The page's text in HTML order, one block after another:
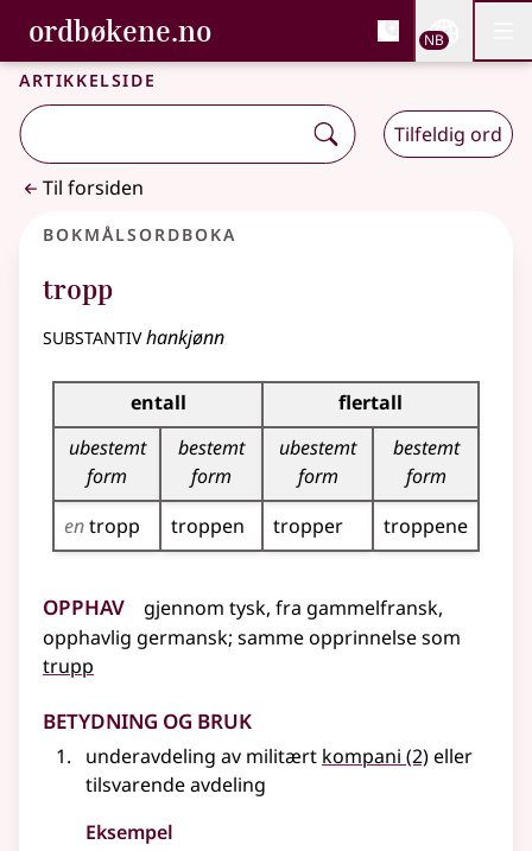
Gå til hovedinnhold
Tilgjengelighet
ordbøkene.no, Bokmålsordboka og
Bokmålsordboka og Nynorskordboka
NB
Artikkelside
Tilfeldig ord
Til forsiden
Bokmålsordboka
tropp
substantivhankjønn
Bøyingstabell for dette substantivet
entall
flertall
ubestemt
form
bestemt
form
ubestemt
form
bestemt
form
entropp troppen tropper troppene
Opphav gjennom tysk, fra gammelfransk,
opphavlig germansk; samme opprinnelse som
trupp
Betydning og bruk
underavdeling av militært kompani (2)eller
tilsvarende avdeling
Eksempel